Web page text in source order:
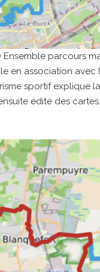
Ensemble parcours
en association avec
sportif explique
édité des